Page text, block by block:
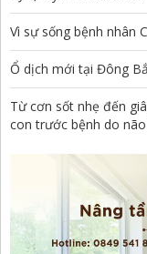
Vì sự sống bệnh nhân
Ổ dịch mới tại Đông
Từ cơn sốt nhẹ đến
con trước bệnh do